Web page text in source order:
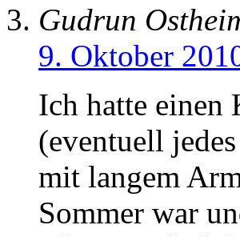
Gudrun
9. Oktober
Ich hatte einen
(eventuell
mit langem
Sommer war